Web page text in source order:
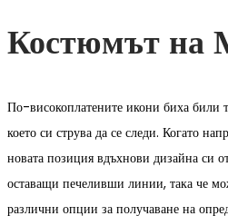
Костюмът на
По-високоплатените икони биха били
което си струва да се следи. Когато
новата позиция вдъхнови дизайна си
оставащи печеливши линии, така че
различни опции за получаване на